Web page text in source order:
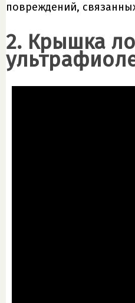
повреждений,
2. Крышка